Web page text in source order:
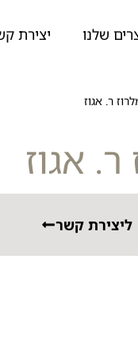
שלנו יצירת
ר. אגוז
אגוז
ליצירת קשר